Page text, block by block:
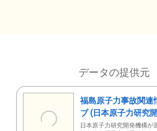
データの提供元
福島原子力事故関連
ブ (日本原子力研究
日本原子力研究開発機構が